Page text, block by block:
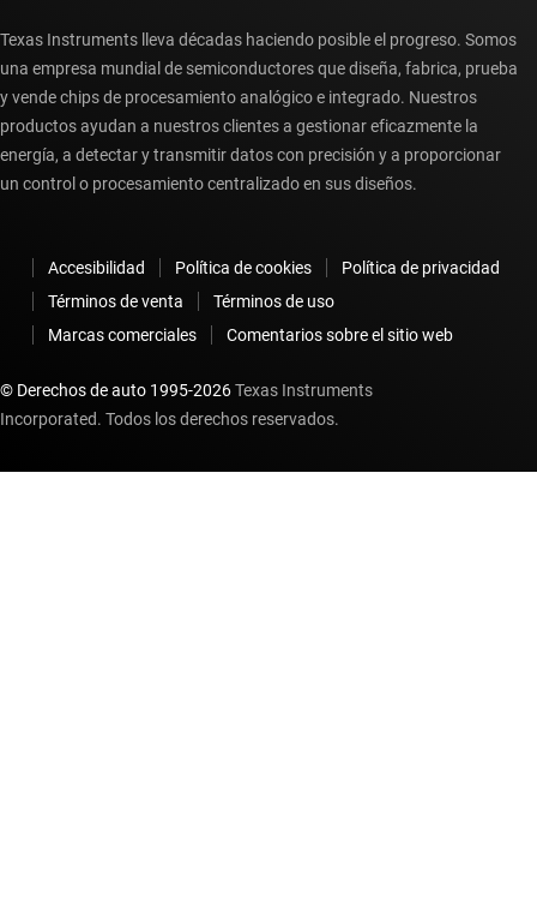
Texas Instruments lleva décadas haciendo posible el progreso. Somos
una empresa mundial de semiconductores que diseña, fabrica, prueba
y vende chips de procesamiento analógico e integrado. Nuestros
productos ayudan a nuestros clientes a gestionar eficazmente la
energía, a detectar y transmitir datos con precisión y a proporcionar
un control o procesamiento centralizado en sus diseños.
Accesibilidad Política de cookies
Política de privacidad
Términos de venta
Términos de uso
Marcas comerciales
Comentarios sobre el sitio web
© Derechos de auto 1995-2026Texas Instruments
Incorporated. Todos los derechos reservados.